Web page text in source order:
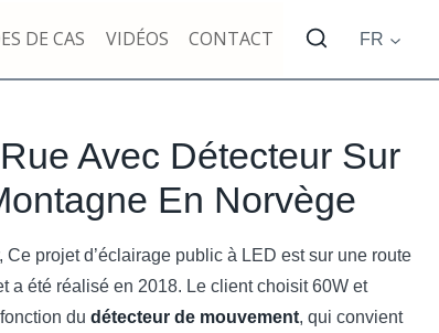
DE CAS VIDÉOS CONTACT FR
Avec Détecteur Sur
En Norvège
Ce projet d’éclairage public à LED est sur une route
a été réalisé en 2018. Le client choisit 60W et
du détecteur de mouvement, qui convient